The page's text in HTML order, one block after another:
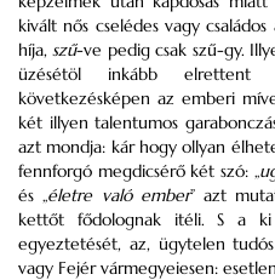
kivált nős cselédes vagy
híja,szű-ve pedig csak szű-gy.
üzésétöl inkább elrettent
következésképen az emberi
két illyen talentumos
azt mondja: kár hogy ollyan
fennforgó megdicsérő két szó: „
és „életre való ember” azt
kettőt fődolognak itéli. S a
egyeztetését, az, ügytelen
vagy Fejér vármegyeiesen: